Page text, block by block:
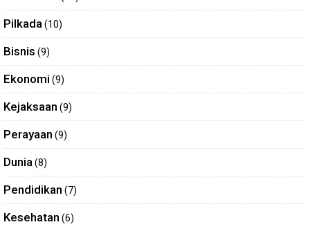
Pilkada (10)
Bisnis (9)
Ekonomi (9)
Kejaksaan (9)
Perayaan (9)
Dunia (8)
Pendidikan (7)
Kesehatan (6)